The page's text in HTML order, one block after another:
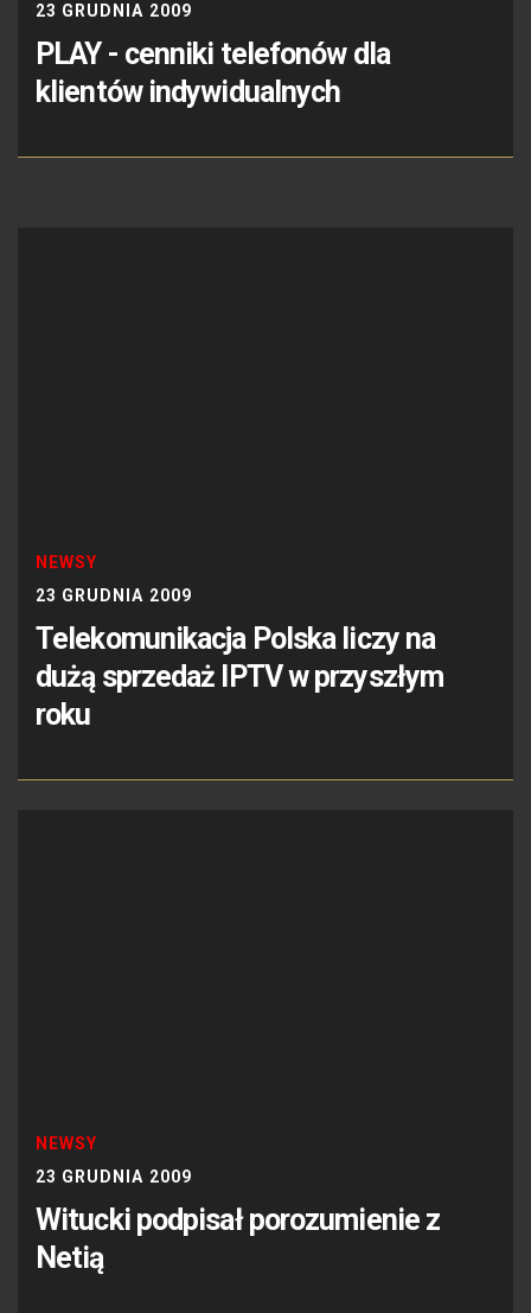
23 GRUDNIA 2009
PLAY - cenniki telefonów dla
klientów indywidualnych
NEWSY
23 GRUDNIA 2009
Telekomunikacja Polska liczy na
dużą sprzedaż IPTV w przyszłym
roku
NEWSY
23 GRUDNIA 2009
Witucki podpisał porozumienie z
Netią